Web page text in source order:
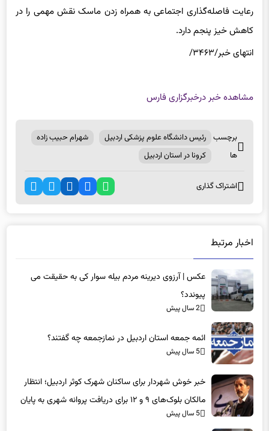
رعایت فاصله‌گذاری اجتماعی به همراه زدن ماسک نقش مهمی را در
کاهش خیز پنجم دارد.
انتهای خبر/۳۴۶۳/
مشاهده خبر درخبرگزاری فارس
برچسب
ها
رئیس دانشگاه علوم پزشکی اردبیل
شهرام حبیب زاده
کرونا در استان اردبیل
اشتراک گذاری
اخبار مرتبط
عکس | آرزوی دیرینه مردم بیله سوار کی به حقیقت می
پیوندد؟
2 سال پیش
ائمه جمعه استان اردبیل در نمازجمعه چه گفتند؟
5 سال پیش
خبر خوش شهردار برای ساکنان شهرک کوثر اردبیل؛ انتظار
مالکان بلوک‌های ۹ و ۱۲ برای دریافت پروانه شهری به پایان
می‌رسد
5 سال پیش